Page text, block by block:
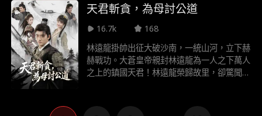
五年前被強暴的那天，被將軍楚洛白救下，兩
果敢，運籌帷幄，借力打力讓惡婆婆自食惡果
被毒啞。少年將軍如何幫助南歌讓楚天啟失去
聖寵，兩人又如何在風雲變幻的深宮中攜手同
行。
天君斬貪，為母討公道
16.7k
168
林遠龍掛帥出征大破沙南，一統山河，立下赫
赫戰功。大蒼皇帝親封林遠龍為一人之下萬人
之上的鎮國天君！林遠龍榮歸故里，卻驚聞妹
吏與京城權貴勾結、貪墨將士撫卹金的驚天黑